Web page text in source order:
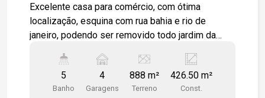
Excelente casa para comércio, com ótima
localização, esquina com rua bahia e rio de
janeiro, podendo ser removido todo jardim da
ambientes espaçosos, sala grande, cozinha
grande, copa, 3 dormitórios, varanda, escritório,
lavabo e quintal grande.
5
Banho
4
Garagens
888 m²
Terreno
426.50 m²
Const.